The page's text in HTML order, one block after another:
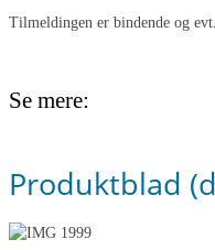
Tilmeldingen er bindende og
Se mere:
Produktblad